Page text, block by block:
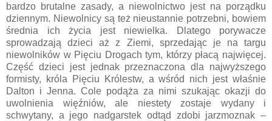
bardzo brutalne zasady, a niewolnictwo jest na porządku
dziennym. Niewolnicy są też nieustannie potrzebni, bowiem
średnia ich życia jest niewielka. Dlatego porywacze
sprowadzają dzieci aż z Ziemi, sprzedając je na targu
niewolników w Pięciu Drogach tym, którzy płacą najwięcej.
Część dzieci jest jednak przeznaczona dla najwyższego
formisty, króla Pięciu Królestw, a wśród nich jest właśnie
Dalton i Jenna. Cole podąża za nimi szukając okazji do
uwolnienia więźniów, ale niestety zostaje wydany i
schwytany, a jego nadgarstek odtąd zdobi jarzmoznak –